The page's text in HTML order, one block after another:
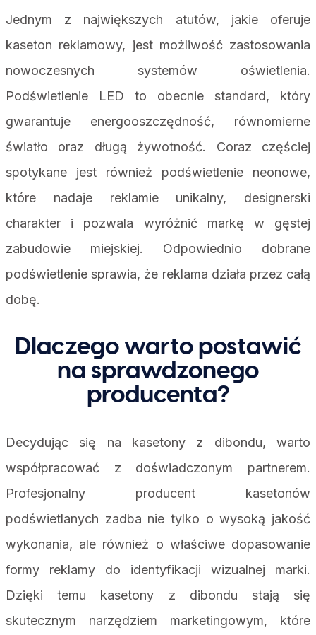
Jednym z największych atutów, jakie oferuje
kaseton reklamowy, jest możliwość zastosowania
nowoczesnych systemów oświetlenia.
Podświetlenie LED to obecnie standard, który
gwarantuje energooszczędność, równomierne
światło oraz długą żywotność. Coraz częściej
spotykane jest również podświetlenie neonowe,
które nadaje reklamie unikalny, designerski
charakter i pozwala wyróżnić markę w gęstej
zabudowie miejskiej. Odpowiednio dobrane
podświetlenie sprawia, że reklama działa przez całą
dobę.
Dlaczego warto postawić
na sprawdzonego
producenta?
Decydując się na kasetony z dibondu, warto
współpracować z doświadczonym partnerem.
Profesjonalny producent kasetonów
podświetlanych zadba nie tylko o wysoką jakość
wykonania, ale również o właściwe dopasowanie
formy reklamy do identyfikacji wizualnej marki.
Dzięki temu kasetony z dibondu stają się
skutecznym narzędziem marketingowym, które